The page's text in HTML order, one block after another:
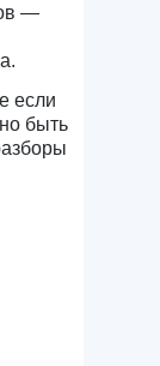
—
если
быть